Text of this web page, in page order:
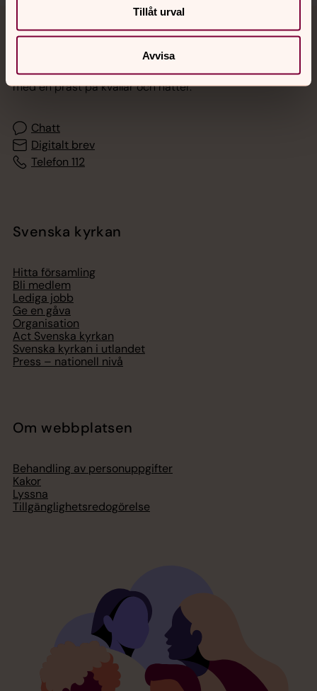
Tillåt urval
Avvisa
Jourhavande präst
Akut samtals- och krisstöd. Prata eller chatta anonymt
med en präst på kvällar och nätter.
Chatt
Digitalt brev
Telefon 112
Svenska kyrkan
Hitta församling
Bli medlem
Lediga jobb
Ge en gåva
Organisation
Act Svenska kyrkan
Svenska kyrkan i utlandet
Press – nationell nivå
Om webbplatsen
Behandling av personuppgifter
Kakor
Lyssna
Tillgänglighetsredogörelse